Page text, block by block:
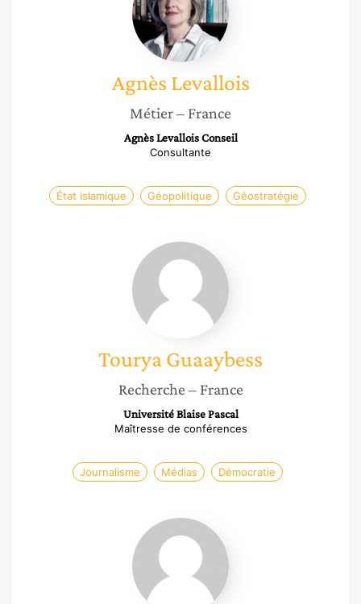
Agnès Levallois
Métier– France
Agnès Levallois Conseil
Consultante
État islamique Géopolitique Géostratégie
Tourya
Guaaybess
TouryaGuaaybess
Recherche – France
Université Blaise Pascal
Maîtresse de conférences
Journalisme Médias Démocratie
Oueded
Sennoune